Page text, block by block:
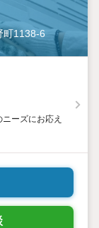
町1138-6
ーズにお応え